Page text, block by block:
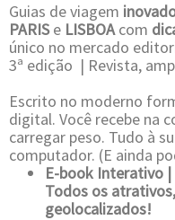
Guias de viagem
PARISe LISBOAcom
único no mercado
3ª edição | Revista,
Escrito no moderno
digital. Você recebe na
carregar peso. Tudo à
computador. (E ainda
E-book Interativo |
Todos os
geolocalizados!